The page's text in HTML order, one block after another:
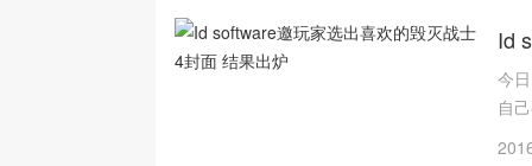
Id
今
自